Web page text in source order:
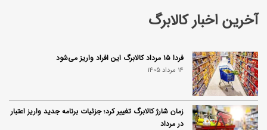
آخرین اخبار کالابرگ
فردا ۱۵ مرداد کالابرگ این افراد واریز می‌شود
14 مرداد 1405
زمان شارژ کالابرگ تغییر کرد؛ جزئیات برنامه جدید واریز اعتبار
در مرداد